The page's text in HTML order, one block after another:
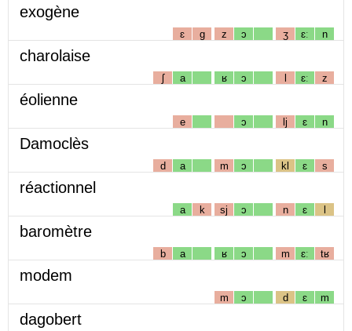
exogène
ɛ g z ɔ ʒ ɛː n
charolaise
ʃ a ʁ ɔ l ɛː z
éolienne
e ɔ lj ɛ n
Damoclès
d a m ɔ kl ɛ s
réactionnel
a k sj ɔ n ɛ l
baromètre
b a ʁ ɔ m ɛː tʁ
modem
m ɔ d ɛ m
dagobert